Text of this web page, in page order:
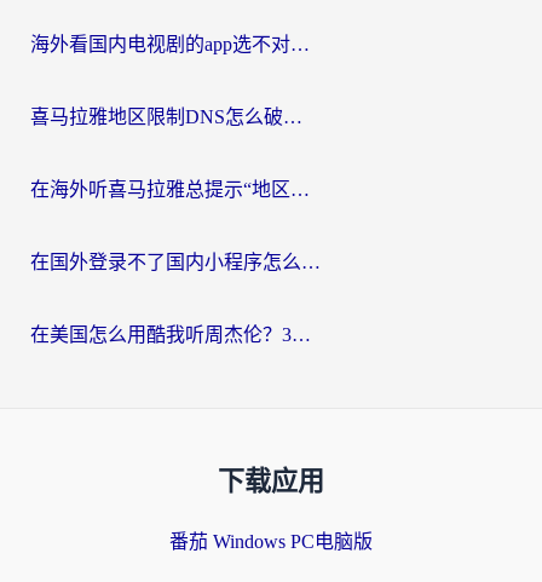
海外看国内电视剧的app选不对？这份回国加速器避坑指南帮你流畅追剧
喜马拉雅地区限制DNS怎么破？海外党听国内音乐听书的终极解决方案
在海外听喜马拉雅总提示“地区限制”？3步轻松解除+听国内音乐全攻略
在国外登录不了国内小程序怎么办？选对回国加速器，轻松解锁国内资源
在美国怎么用酷我听周杰伦？3步搞定海外听歌难题
下载应用
番茄 Windows PC电脑版